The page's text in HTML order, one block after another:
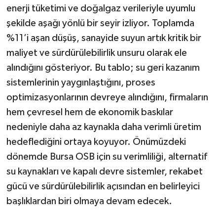
enerji tüketimi ve doğalgaz verileriyle uyumlu
şekilde aşağı yönlü bir seyir izliyor. Toplamda
%11’i aşan düşüş, sanayide suyun artık kritik bir
maliyet ve sürdürülebilirlik unsuru olarak ele
alındığını gösteriyor. Bu tablo; su geri kazanım
sistemlerinin yaygınlaştığını, proses
optimizasyonlarının devreye alındığını, firmaların
hem çevresel hem de ekonomik baskılar
nedeniyle daha az kaynakla daha verimli üretim
hedeflediğini ortaya koyuyor. Önümüzdeki
dönemde Bursa OSB için su verimliliği, alternatif
su kaynakları ve kapalı devre sistemler, rekabet
gücü ve sürdürülebilirlik açısından en belirleyici
başlıklardan biri olmaya devam edecek.